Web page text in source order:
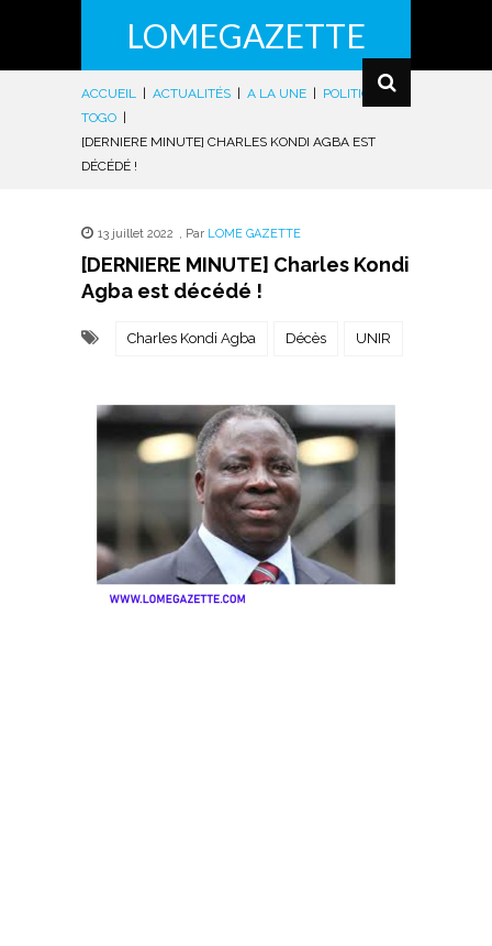
LOMEGAZETTE
ACCUEIL ACTUALITÉS A LA UNE POLITIQUE |
TOGO
[DERNIERE MINUTE] CHARLES KONDI AGBA EST
DÉCÉDÉ !
13 juillet 2022 , Par LOME GAZETTE
[DERNIERE MINUTE] Charles Kondi
Agba est décédé !
Charles Kondi Agba Décès UNIR